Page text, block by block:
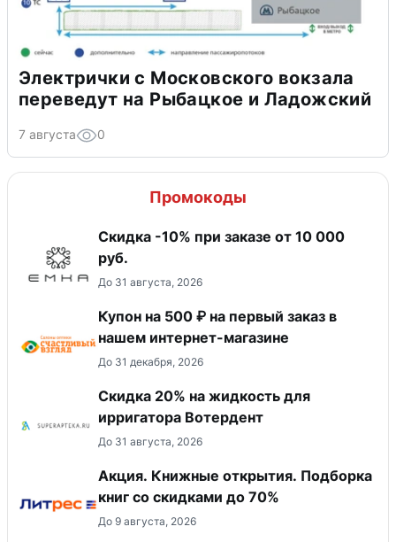
Электрички с Московского вокзала
переведут на Рыбацкое и Ладожский
7 августа 0
Промокоды
Скидка -10% при заказе от 10 000
руб.
До 31 августа, 2026
Купон на 500 ₽ на первый заказ в
нашем интернет-магазине
До 31 декабря, 2026
Скидка 20% на жидкость для
ирригатора Вотердент
До 31 августа, 2026
Акция. Книжные открытия. Подборка
книг со скидками до 70%
До 9 августа, 2026